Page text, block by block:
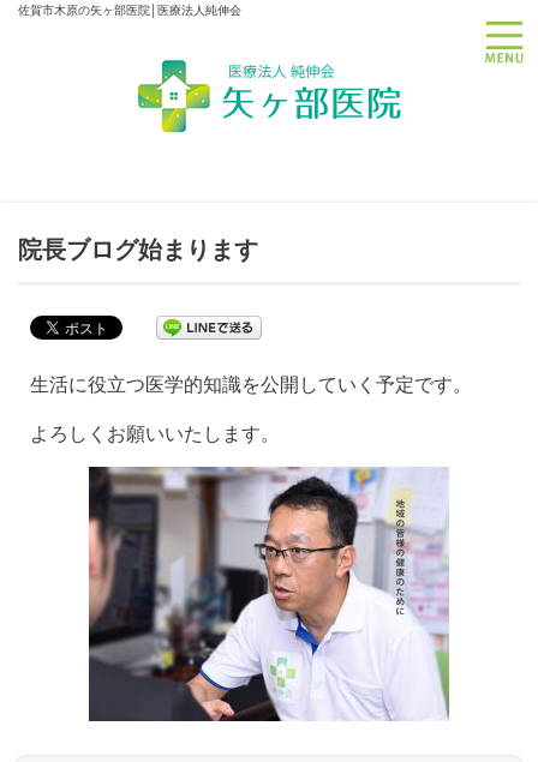
佐賀市木原の矢ヶ部医院│医療法人純伸会
院長ブログ始まります
生活に役立つ医学的知識を公開していく予定です。
よろしくお願いいたします。